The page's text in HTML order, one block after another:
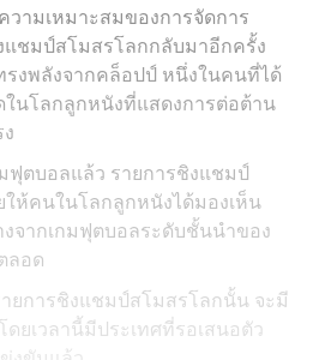
วามเหมาะสมของการจัดการ
ชมป์สโมสรโลกกลับมาอีกครั้ง
รงพลังจากคล็อปป์ หนึ่งในคนที่ได้
ในโลกลูกหนังที่แสดงการต่อต้าน
ฟุตบอลแล้ว รายการชิงแชมป์
ให้คนในโลกลูกหนังได้มองเห็น
จากเกมฟุตบอลระดับชั้นนำของ
ลอด
ยการชิงแชมป์สโมสรโลกนั้น จะมี
ยเวลานี้มีประเทศที่รอเสนอตัว